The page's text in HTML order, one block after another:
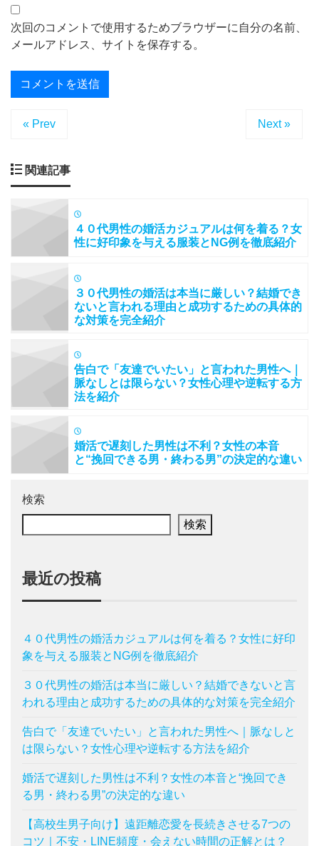
次回のコメントで使用するためブラウザーに自分の名前、
メールアドレス、サイトを保存する。
« Prev Next »
関連記事
４０代男性の婚活カジュアルは何を着る？女
性に好印象を与える服装とNG例を徹底紹介
３０代男性の婚活は本当に厳しい？結婚でき
ないと言われる理由と成功するための具体的
な対策を完全紹介
告白で「友達でいたい」と言われた男性へ｜
脈なしとは限らない？女性心理や逆転する方
法を紹介
婚活で遅刻した男性は不利？女性の本音
と“挽回できる男・終わる男”の決定的な違い
検索
検索
最近の投稿
４０代男性の婚活カジュアルは何を着る？女性に好印
象を与える服装とNG例を徹底紹介
３０代男性の婚活は本当に厳しい？結婚できないと言
われる理由と成功するための具体的な対策を完全紹介
告白で「友達でいたい」と言われた男性へ｜脈なしと
は限らない？女性心理や逆転する方法を紹介
婚活で遅刻した男性は不利？女性の本音と“挽回でき
る男・終わる男”の決定的な違い
【高校生男子向け】遠距離恋愛を長続きさせる7つの
コツ｜不安・LINE頻度・会えない時間の正解とは？